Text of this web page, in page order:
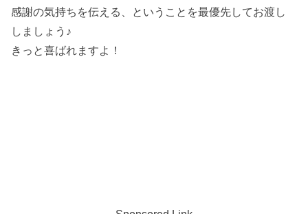
感謝の気持ちを伝える、ということを最優先してお渡し
しましょう♪
きっと喜ばれますよ！